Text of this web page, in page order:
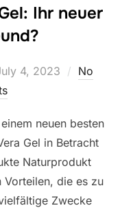
Ihr neuer
4, 2023
No
neuen besten
Gel in Betracht
Naturprodukt
die es zu
Zwecke